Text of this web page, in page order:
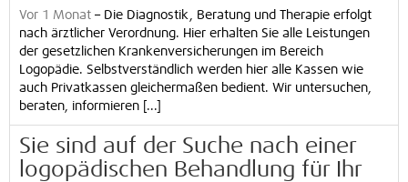
Vor 1 Monat – Die Diagnostik, Beratung und Therapie erfolgt
nach ärztlicher Verordnung. Hier erhalten Sie alle Leistungen
der gesetzlichen Krankenversicherungen im Bereich
Logopädie. Selbstverständlich werden hier alle Kassen wie
auch Privatkassen gleichermaßen bedient. Wir untersuchen,
beraten, informieren [...]
Sie sind auf der Suche nach einer
logopädischen Behandlung für Ihr